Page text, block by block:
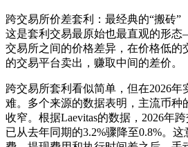
跨交易所价差套利：最经典的“搬砖”
这是套利交易最原始也最直观的形
交易所之间的价格差异，在价格低的
的交易平台卖出，赚取中间的差价。
跨交易所套利看似简单，但在2026年
难。多个来源的数据表明，主流币种
收窄。根据Laevitas的数据，2026年
已从去年同期的3.2%骤降至0.8%。